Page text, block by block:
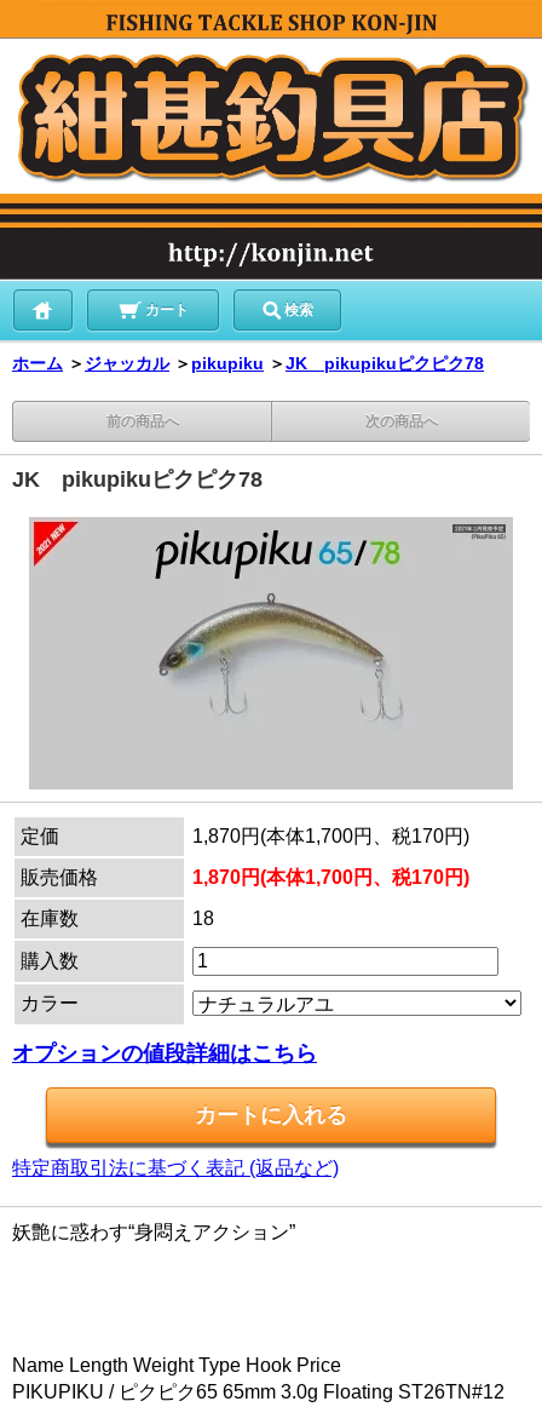
カート 検索
ホーム ＞ ジャッカル ＞ pikupiku ＞JK pikupikuピクピク78
前の商品へ 次の商品へ
JK pikupikuピクピク78
定価
1,870円(本体1,700円、税170円)
販売価格
1,870円(本体1,700円、税170円)
在庫数
18
購入数
カラー
オプションの値段詳細はこちら
特定商取引法に基づく表記 (返品など)
妖艶に惑わす“身悶えアクション”
Name Length Weight Type Hook Price
PIKUPIKU / ピクピク65 65mm 3.0g Floating ST26TN#12